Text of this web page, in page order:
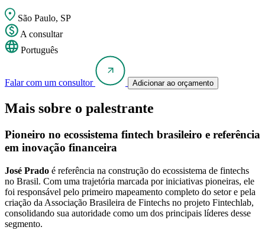
São Paulo, SP
A consultar
Português
Falar com um consultor Adicionar ao orçamento
Mais sobre o palestrante
Pioneiro no ecossistema fintech brasileiro e referência
em inovação financeira
José Prado é referência na construção do ecossistema de fintechs
no Brasil. Com uma trajetória marcada por iniciativas pioneiras, ele
foi responsável pelo primeiro mapeamento completo do setor e pela
criação da Associação Brasileira de Fintechs no projeto Fintechlab,
consolidando sua autoridade como um dos principais líderes desse
segmento.